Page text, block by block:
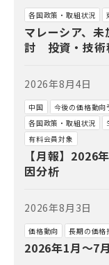
各国政策・取組状況
マレーシア、
討 投資・技術
2026年8月4日
中国 今後の価格動向
各国政策・取組状況
有料会員対象
【月報】2026
因分析
2026年8月3日
価格動向 長期の価格
2026年1月～7